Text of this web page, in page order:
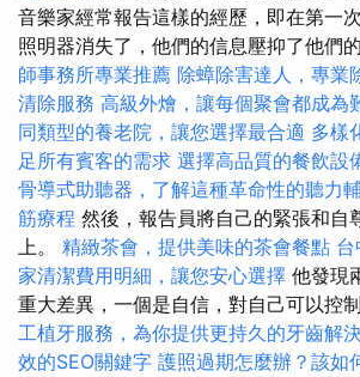
音樂家經常報告這樣的經歷，即在第一
照明器消失了，他們的信息壓抑了他們
師事務所專業推薦 除蟑除害達人，專業
清除服務 高級外燴，讓每個聚會都成為
同類型的養老院，讓您選擇最合適 多樣
足所有賓客的需求 選擇高品質的餐飲設
骨導式助聽器，了解這種革命性的聽力
筋療程 然後，報告員將自己的緊張和自
上。 精緻茶會，提供美味的茶會餐點
家清潔費用明細，讓您安心選擇 他發現
重大差異，一個是自信，對自己可以控
工植牙服務，為你提供更持久的牙齒解
效的SEO關鍵字 護照過期怎麼辦？該如